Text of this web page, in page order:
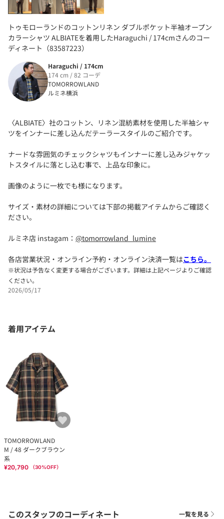
トゥモローランドのコットンリネン ダブルポケット半袖オープン
カラーシャツ ALBIATEを着用したHaraguchi / 174cmさんのコー
ディネート（83587223）
Haraguchi / 174cm
174 cm / 82 コーデ
TOMORROWLAND
ルミネ横浜
〈ALBIATE〉社のコットン、リネン混紡素材を使用した半袖シャ
ツをインナーに差し込んだテーラースタイルのご紹介です。
ナードな雰囲気のチェックシャツもインナーに差し込みジャケッ
トスタイルに落とし込む事で、上品な印象に。
画像のように一枚でも様になります。
サイズ・素材の詳細については下部の掲載アイテムからご確認く
ださい。
ルミネ店 instagam： @tomorrowland_lumine
各店営業状況・オンライン予約・オンライン決済一覧はこちら。
※状況は予告なく変更する場合がございます。詳細は上記ページよりご確認
ください。
2026/05/17
着用アイテム
TOMORROWLAND
M / 48 ダークブラウン
系
¥20,790 （30%OFF）
このスタッフのコーディネート 一覧を見る